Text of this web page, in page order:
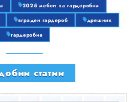
2025 мебел за гардеробна
вграден гардероб
дрешник
гардеробна
статии